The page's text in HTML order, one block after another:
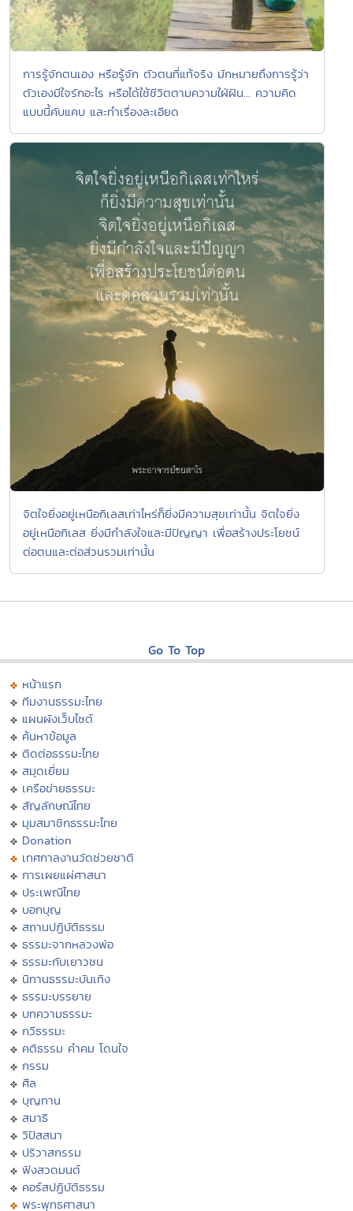
การรู้จักตนเอง หรือรู้จัก ตัวตนที่แท้จริง มักหมายถึงการรู้ว่า
ตัวเองมีใจรักอะไร หรือได้ใช้ชีวิตตามความใฝ่ฝัน... ความคิด
แบบนี้คับแคบ และทำเรื่องละเอียด
จิตใจยิ่งอยู่เหนือกิเลสเท่าไหร่ก็ยิ่งมีความสุขเท่านั้น จิตใจยิ่ง
อยู่เหนือกิเลส ยิ่งมีกำลังใจและมีปัญญา เพื่อสร้างประโยชน์
ต่อตนและต่อส่วนรวมเท่านั้น
Go To Top
หน้าแรก
ทีมงานธรรมะไทย
แผนผังเว็บไซต์
ค้นหาข้อมูล
ติดต่อธรรมะไทย
สมุดเยี่ยม
เครือข่ายธรรมะ
สัญลักษณ์ไทย
มุมสมาชิกธรรมะไทย
Donation
เทศกาลงานวัดช่วยชาติ
การเผยแผ่ศาสนา
ประเพณีไทย
บอกบุญ
สถานปฏิบัติธรรม
ธรรมะจากหลวงพ่อ
ธรรมะกับเยาวชน
นิทานธรรมะบันเทิง
ธรรมะบรรยาย
บทความธรรมะ
กวีธรรมะ
คติธรรม คำคม โดนใจ
กรรม
ศีล
บุญทาน
สมาธิ
วิปัสสนา
ปริวาสกรรม
ฟังสวดมนต์
คอร์สปฏิบัติธรรม
พระพุทธศาสนา